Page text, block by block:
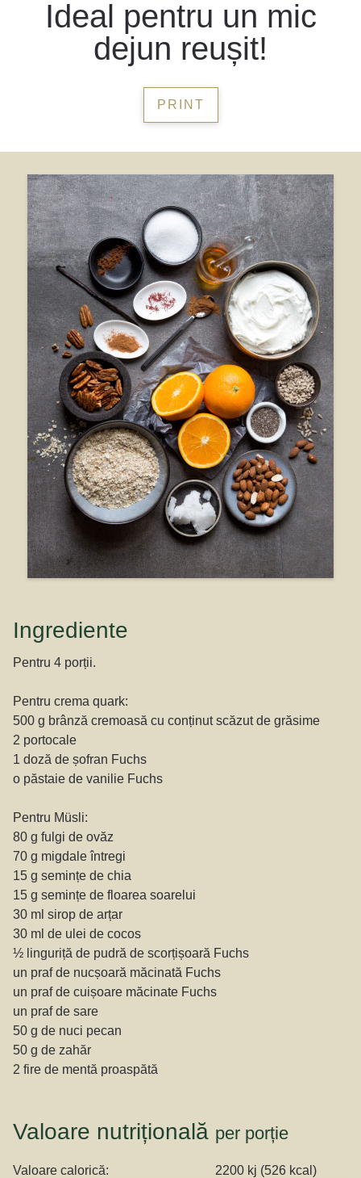
Ideal pentru un mic
dejun reușit!
PRINT
Ingrediente
Pentru 4 porții.
Pentru crema quark:
500 g brânză cremoasă cu conținut scăzut de grăsime
2 portocale
1 doză de șofran Fuchs
o păstaie de vanilie Fuchs
Pentru Müsli:
80 g fulgi de ovăz
70 g migdale întregi
15 g semințe de chia
15 g semințe de floarea soarelui
30 ml sirop de arțar
30 ml de ulei de cocos
½ linguriță de pudră de scorțișoară Fuchs
un praf de nucșoară măcinată Fuchs
un praf de cuișoare măcinate Fuchs
un praf de sare
50 g de nuci pecan
50 g de zahăr
2 fire de mentă proaspătă
Valoare nutrițională per porție
Valoare calorică: 2200 kj (526 kcal)